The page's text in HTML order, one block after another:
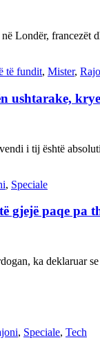
Londër,
të fundit, Mister,
ushtarake,
i tij është
, Speciale
gjejë paqe pa
ka deklaruar
, Speciale, Tech